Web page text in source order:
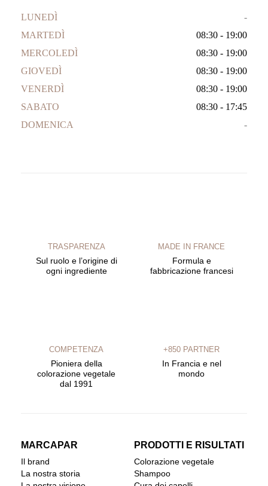
LUNEDÌ
-
MARTEDÌ
08:30 - 19:00
MERCOLEDÌ
08:30 - 19:00
GIOVEDÌ
08:30 - 19:00
VENERDÌ
08:30 - 19:00
SABATO
08:30 - 17:45
DOMENICA
-
TRASPARENZA
Sul ruolo e l’origine di
ogni ingrediente
MADE IN FRANCE
Formula e
fabbricazione francesi
COMPETENZA
Pioniera della
colorazione vegetale
dal 1991
+850 PARTNER
In Francia e nel
mondo
MARCAPAR
Il brand
La nostra storia
PRODOTTI E RISULTATI
Colorazione vegetale
Shampoo